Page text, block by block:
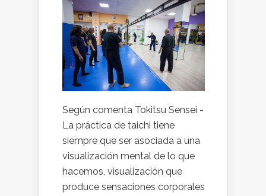
Según comenta Tokitsu Sensei -
La práctica de taichi tiene
siempre que ser asociada a una
visualización mental de lo que
hacemos, visualización que
produce sensaciones corporales